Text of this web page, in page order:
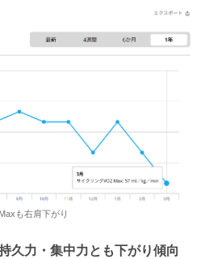
も右肩下がり
久力・集中力とも下がり傾向